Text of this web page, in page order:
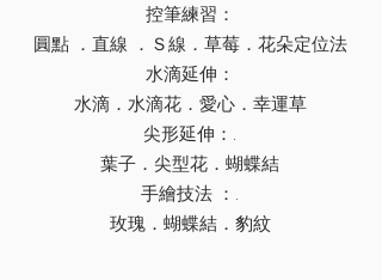
控筆練習：
圓點 ．直線 ．Ｓ線．草莓．花朵定位法
水滴延伸：
水滴．水滴花．愛心．幸運草
尖形延伸：.
葉子．尖型花．蝴蝶結
手繪技法 ：.
玫瑰．蝴蝶結．豹紋